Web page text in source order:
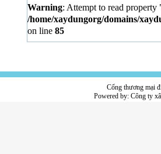
Warning: Attempt to read
/home/xaydungorg/domains/
on line 85
Cổng thương mại
Powered by: Công ty